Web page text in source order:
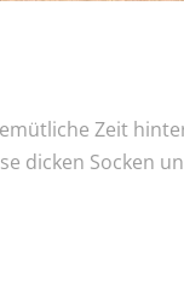
Zeit
dicken Socken